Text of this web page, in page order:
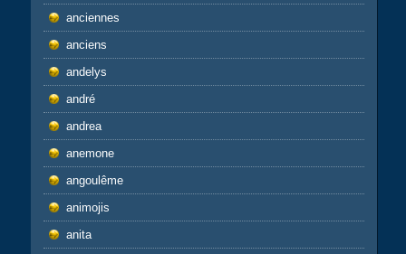
anciennes
anciens
andelys
andré
andrea
anemone
angoulême
animojis
anita